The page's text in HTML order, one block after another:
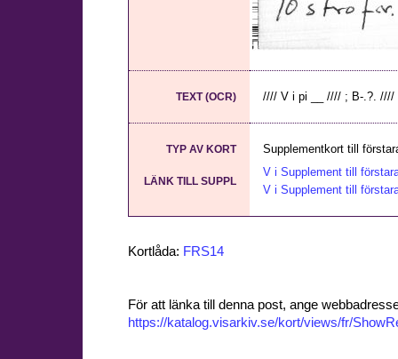
TEXT (OCR) //// V i pi __ //// ; B-.?. ////
TYP AV KORT Supplementkort till
LÄNK TILL SUPPL
V i Supplement till
V i Supplement till
Kortlåda: FRS14
För att länka till denna post, ange
https://katalog.visarkiv.se/kort/views/fr/